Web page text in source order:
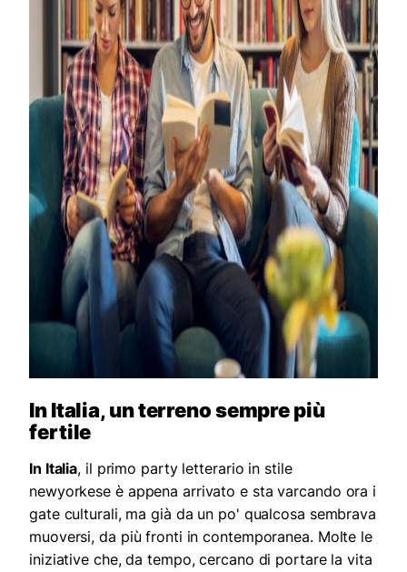
In Italia, un terreno sempre più
fertile
In Italia, il primo party letterario in stile
newyorkese è appena arrivato e sta varcando ora i
gate culturali, ma già da un po' qualcosa sembrava
muoversi, da più fronti in contemporanea. Molte le
iniziative che, da tempo, cercano di portare la vita